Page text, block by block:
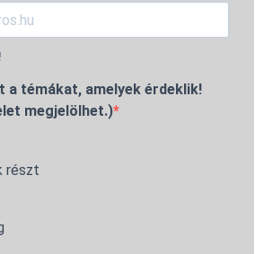
a témákat, amelyek érdeklik!
megjelölhet.)
részt